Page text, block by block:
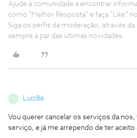
Ajude a comunidade a encontrar
como "Melhor Resposta" e faça "Like"
Siga os perfis da moderação, através
sempre a par das ultimas novidades.
Luiz86
Vou querer cancelar os serviços da nos,
serviço, e já me arrependo de ter aceito